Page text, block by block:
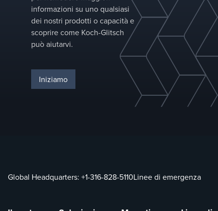
informazioni su uno qualsiasi
dei nostri prodotti o capacità e
scoprire come Koch-Glitsch
può aiutarvi.
Iniziamo
Global Headquarters: +1-316-828-5110Linee di emergenza